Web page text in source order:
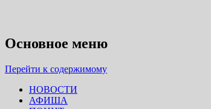
Основное меню
Перейти к содержимому
НОВОСТИ
АФИША